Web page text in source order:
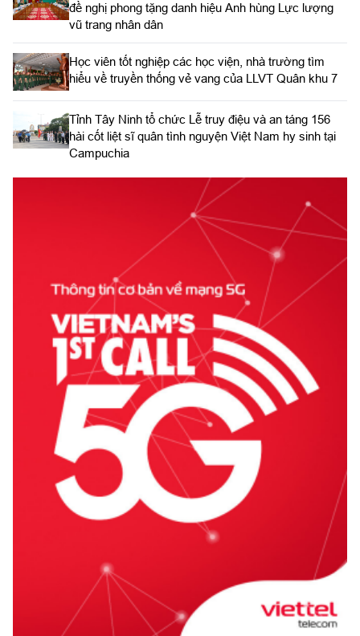
đề nghị phong tặng danh hiệu Anh hùng Lực lượng
vũ trang nhân dân
Học viên tốt nghiệp các học viện, nhà trường tìm
hiểu về truyền thống vẻ vang của LLVT Quân khu 7
​Tỉnh Tây Ninh tổ chức Lễ truy điệu và an táng 156
hài cốt liệt sĩ quân tình nguyện Việt Nam hy sinh tại
Campuchia